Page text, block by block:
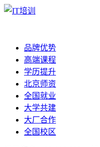
品牌优势
高端课程
学历提升
北京师资
全国就业
大学共建
大厂合作
全国校区